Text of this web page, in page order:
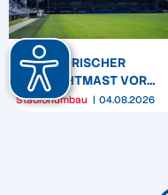
PROVISORISCHER
FLUTLICHTMAST VOR
WESTTRIBÜNE WIRD
Stadionumbau 04.08.2026